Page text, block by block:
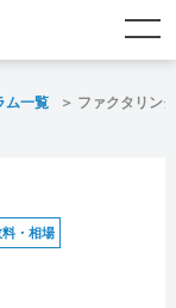
とは？
・資金調達コラム
ム一覧 ファクタリン
・相場